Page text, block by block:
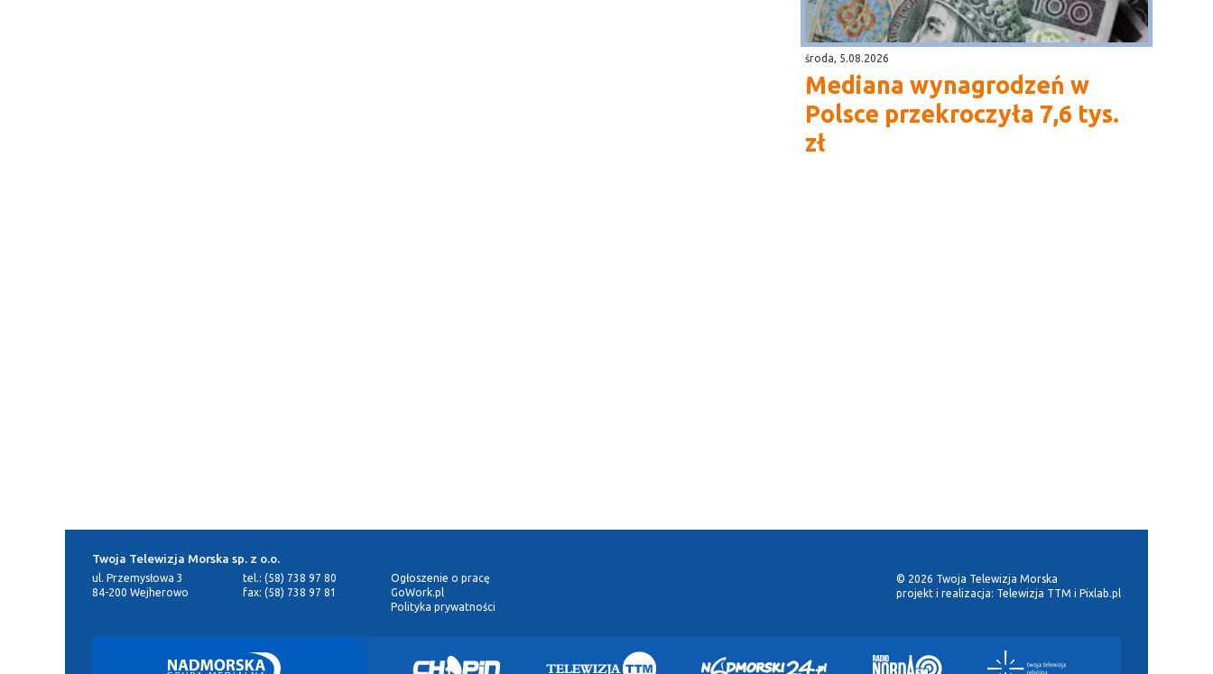
środa, 5.08.2026
Mediana wynagrodzeń w
Polsce przekroczyła 7,6 tys.
zł
Twoja Telewizja Morska sp. z o.o.
ul. Przemysłowa 3
84-200 Wejherowo
tel.: (58) 738 97 80
fax: (58) 738 97 81
Ogłoszenie o pracę
GoWork.pl
Polityka prywatności
© 2026 Twoja Telewizja Morska
projekt i realizacja: Telewizja TTM i Pixlab.pl